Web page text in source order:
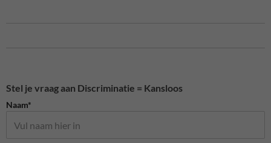
Stel je vraag aan Discriminatie = Kansloos
Naam*